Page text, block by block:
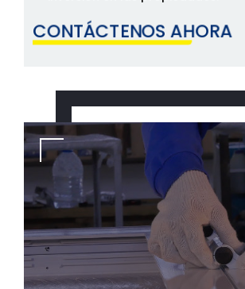
CONTÁCTENOS AHORA